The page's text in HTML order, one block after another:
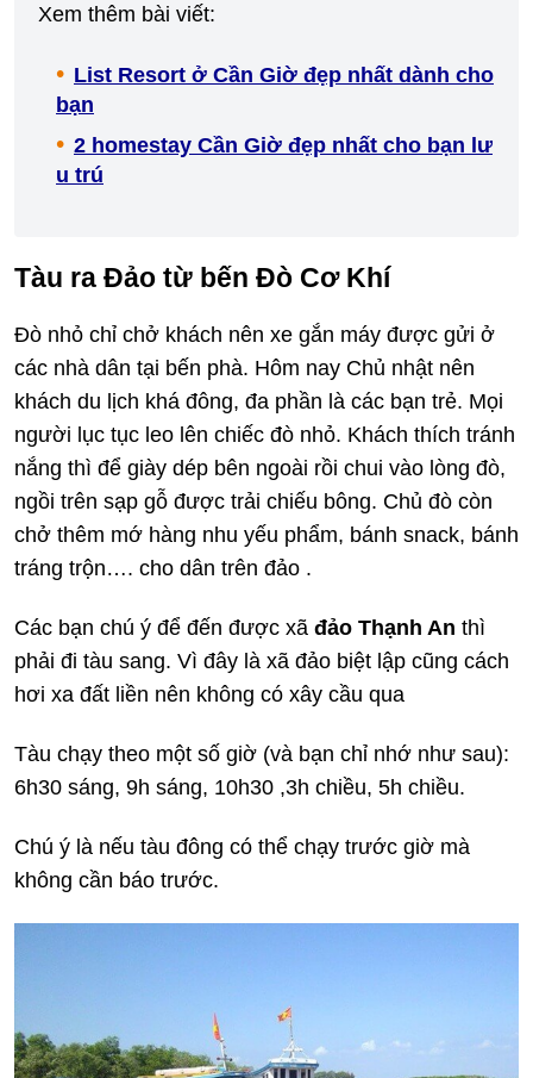
Xem thêm bài viết:
List Resort ở Cần Giờ đẹp nhất dành cho
bạn
2 homestay Cần Giờ đẹp nhất cho bạn lư
u trú
Tàu ra Đảo từ bến Đò Cơ Khí
Đò nhỏ chỉ chở khách nên xe gắn máy được gửi ở
các nhà dân tại bến phà. Hôm nay Chủ nhật nên
khách du lịch khá đông, đa phần là các bạn trẻ. Mọi
người lục tục leo lên chiếc đò nhỏ. Khách thích tránh
nắng thì để giày dép bên ngoài rồi chui vào lòng đò,
ngồi trên sạp gỗ được trải chiếu bông. Chủ đò còn
chở thêm mớ hàng nhu yếu phẩm, bánh snack, bánh
tráng trộn…. cho dân trên đảo .
Các bạn chú ý để đến được xã đảo Thạnh An thì
phải đi tàu sang. Vì đây là xã đảo biệt lập cũng cách
hơi xa đất liền nên không có xây cầu qua
Tàu chạy theo một số giờ (và bạn chỉ nhớ như sau):
6h30 sáng, 9h sáng, 10h30 ,3h chiều, 5h chiều.
Chú ý là nếu tàu đông có thể chạy trước giờ mà
không cần báo trước.